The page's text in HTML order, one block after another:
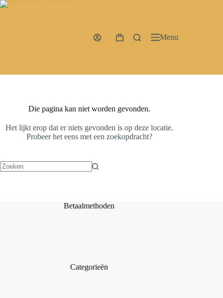
Ga
WinkelwagenMenu
Die pagina kan niet worden gevonden.
Het lijkt erop dat er niets gevonden is op deze locatie.
Probeer het eens met een zoekopdracht?
Betaalmethoden
Categorieën